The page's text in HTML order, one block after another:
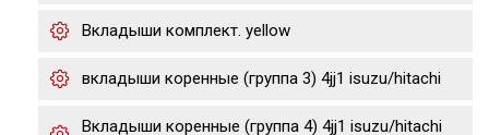
Вкладыши комплект. yellow
вкладыши коренные (группа 3) 4jj1 isuzu/hitachi
Вкладыши коренные (группа 4) 4jj1 isuzu/hitachi